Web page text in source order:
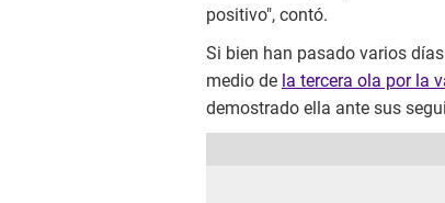
positivo", contó.
Si bien han pasado varios
medio de la tercera ola por la
demostrado ella ante sus